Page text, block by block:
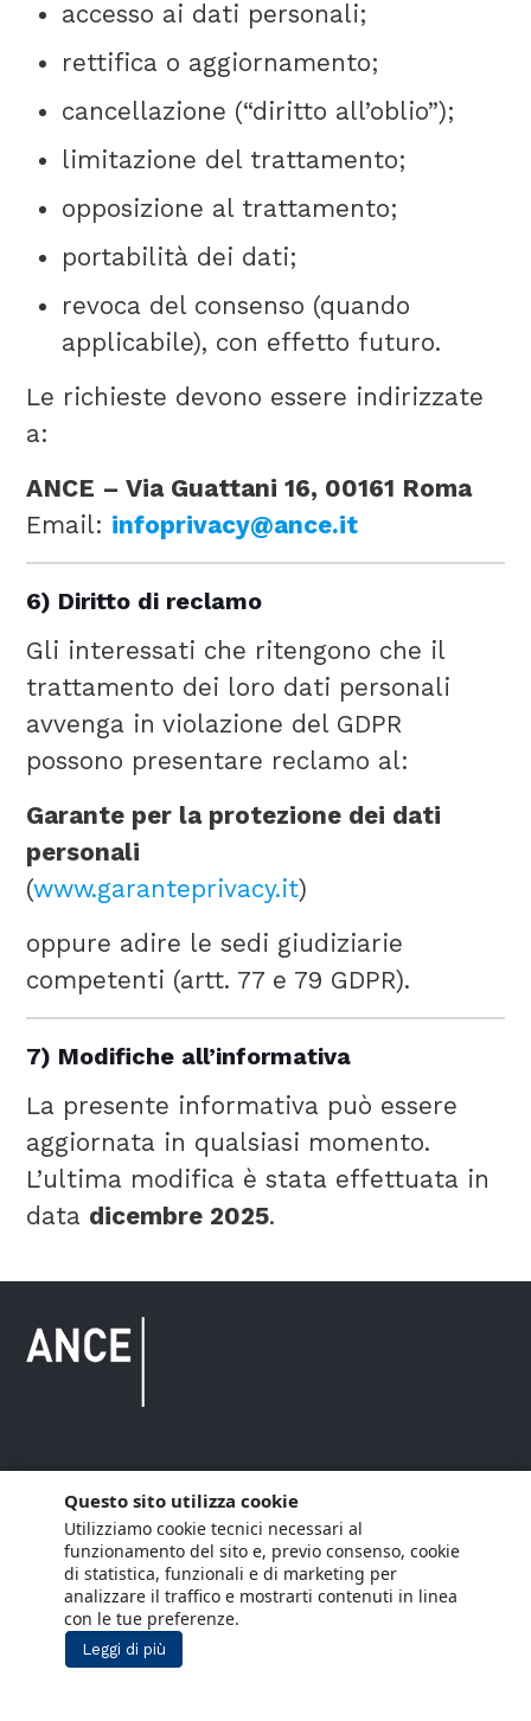
accesso ai dati personali;
rettifica o aggiornamento;
cancellazione (“diritto all’oblio”);
limitazione del trattamento;
opposizione al trattamento;
portabilità dei dati;
revoca del consenso (quando
applicabile), con effetto futuro.
Le richieste devono essere indirizzate
a:
ANCE – Via Guattani 16, 00161 Roma
Email: infoprivacy@ance.it
6) Diritto di reclamo
Gli interessati che ritengono che il
trattamento dei loro dati personali
avvenga in violazione del GDPR
possono presentare reclamo al:
Garante per la protezione dei dati
personali
(www.garanteprivacy.it)
oppure adire le sedi giudiziarie
competenti (artt. 77 e 79 GDPR).
7) Modifiche all’informativa
La presente informativa può essere
aggiornata in qualsiasi momento.
L’ultima modifica è stata effettuata in
data dicembre 2025.
Copyright © 2021 ANCE. Tutti i diritti riservati.
Privacy
Arianna Net
Società di
servizi
Cookie Policy
Arianna CE
Gestisci cookie
Social Media Policy
Questo sito utilizza cookie
Utilizziamo cookie tecnici necessari al
funzionamento del sito e, previo consenso, cookie
di statistica, funzionali e di marketing per
analizzare il traffico e mostrarti contenuti in linea
con le tue preferenze.
Leggi di più